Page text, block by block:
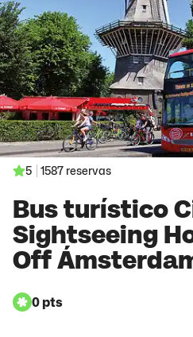
5 1587 reservas
Bus turístico
Sightseeing
Off
0 pts